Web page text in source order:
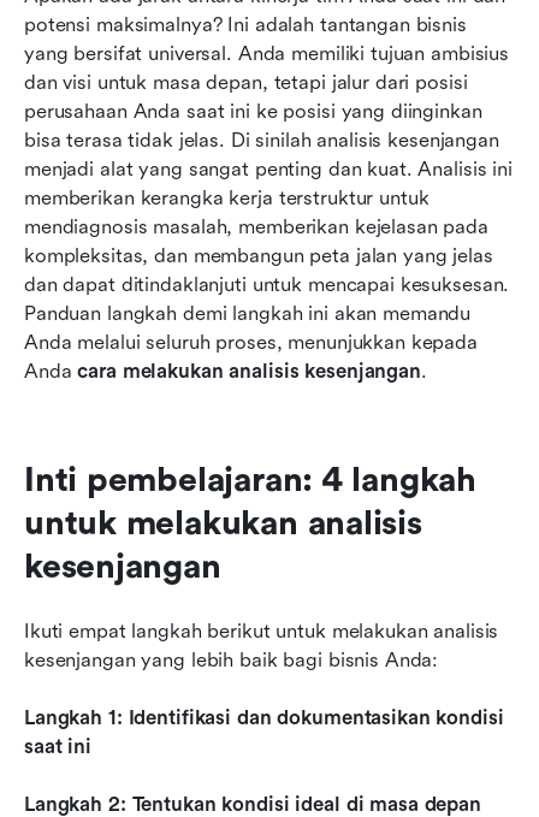
potensi maksimalnya? Ini adalah tantangan bisnis
yang bersifat universal. Anda memiliki tujuan ambisius
dan visi untuk masa depan, tetapi jalur dari posisi
perusahaan Anda saat ini ke posisi yang diinginkan
bisa terasa tidak jelas. Di sinilah analisis kesenjangan
menjadi alat yang sangat penting dan kuat. Analisis ini
memberikan kerangka kerja terstruktur untuk
mendiagnosis masalah, memberikan kejelasan pada
kompleksitas, dan membangun peta jalan yang jelas
dan dapat ditindaklanjuti untuk mencapai kesuksesan.
Panduan langkah demi langkah ini akan memandu
Anda melalui seluruh proses, menunjukkan kepada
Anda cara melakukan analisis kesenjangan.
Inti pembelajaran: 4 langkah
untuk melakukan analisis
kesenjangan
Ikuti empat langkah berikut untuk melakukan analisis
kesenjangan yang lebih baik bagi bisnis Anda:
Langkah 1: Identifikasi dan dokumentasikan kondisi
saat ini
Langkah 2: Tentukan kondisi ideal di masa depan
Melampaui laporan: Memastikan analisis
kesenjangan Anda mendorong perubahan nyata
Kesimpulan
FAQ
Bacaan terkait